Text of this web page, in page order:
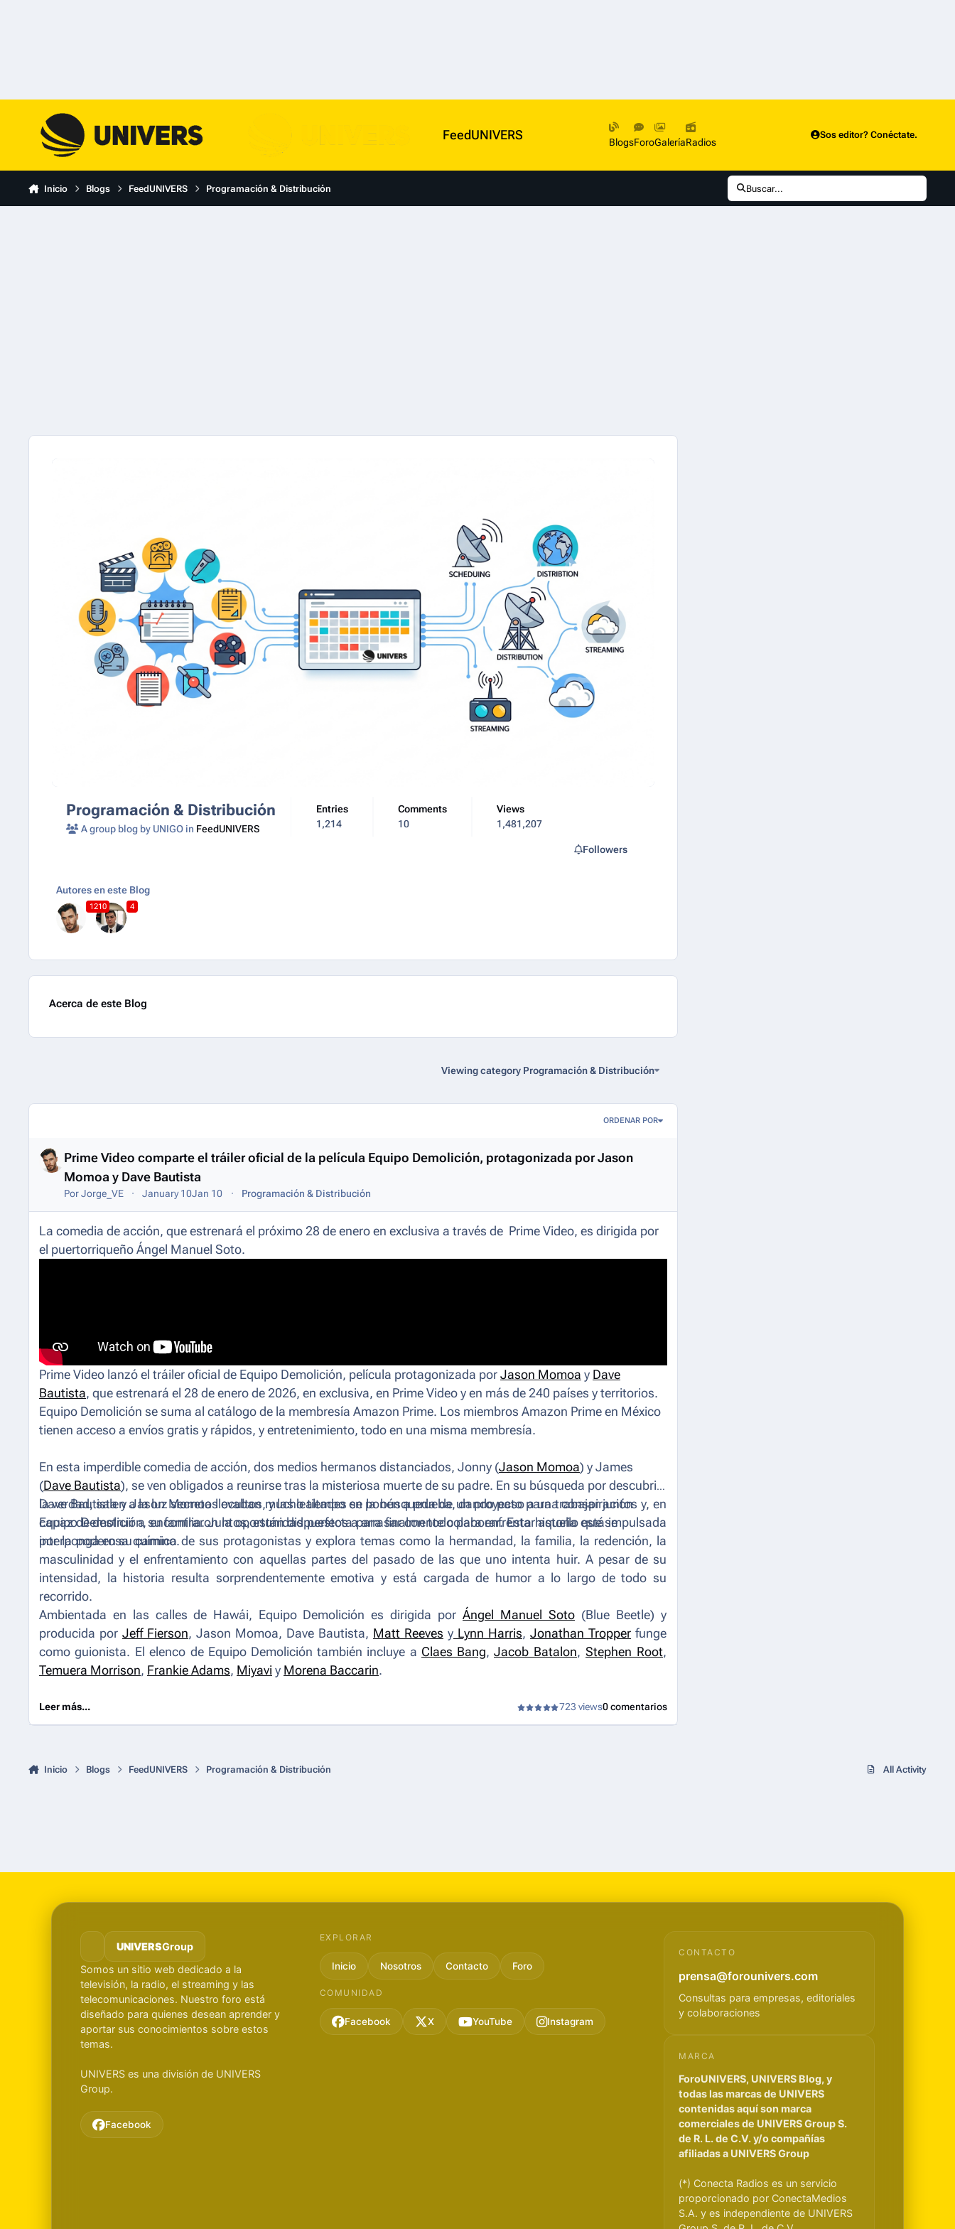
FeedUNIVERS BlogsForoGaleríaRadios
Sos editor? Conéctate.
Inicio Blogs FeedUNIVERS Programación & Distribución Buscar...
Programación & Distribución
A group blog by UNIGO in FeedUNIVERS
Entries
1,214
Comments
10
Views
1,481,207
Followers
Autores en este Blog
1210 4
Acerca de este Blog
Viewing category Programación & Distribución
Entries in this blog
ORDENAR POR
Prime Video comparte el tráiler oficial de la película Equipo Demolición, protagonizada por Jason
Momoa y Dave Bautista
PorJorge_VE January 10Jan 10 Programación & Distribución
La comedia de acción, que estrenará el próximo 28 de enero en exclusiva a través de Prime Video, es dirigida por
el puertorriqueño Ángel Manuel Soto.
Prime Video lanzó el tráiler oficial de Equipo Demolición, película protagonizada por Jason Momoa y Dave
Bautista, que estrenará el 28 de enero de 2026, en exclusiva, en Prime Video y en más de 240 países y territorios.
Equipo Demolición se suma al catálogo de la membresía Amazon Prime. Los miembros Amazon Prime en México
tienen acceso a envíos gratis y rápidos, y entretenimiento, todo en una misma membresía.
En esta imperdible comedia de acción, dos medios hermanos distanciados, Jonny (Jason Momoa) y James
(Dave Bautista), se ven obligados a reunirse tras la misteriosa muerte de su padre. En su búsqueda por descubrir
la verdad, salen a la luz secretos ocultos, y las lealtades se ponen a prueba, dando paso a una conspiración
capaz de destruir a su familia. Juntos, están dispuestos a arrasar con todo para enfrentar aquello que se
interponga en su camino.
Dave Bautista y Jason Momoa llevaban mucho tiempo en la búsqueda de un proyecto para trabajar juntos y, en
Equipo Demolición, encontraron la oportunidad perfecta para finalmente colaborar. Esta historia está impulsada
por la poderosa química de sus protagonistas y explora temas como la hermandad, la familia, la redención, la
masculinidad y el enfrentamiento con aquellas partes del pasado de las que uno intenta huir. A pesar de su
intensidad, la historia resulta sorprendentemente emotiva y está cargada de humor a lo largo de todo su
recorrido.
Ambientada en las calles de Hawái, Equipo Demolición es dirigida por Ángel Manuel Soto (Blue Beetle) y
producida por Jeff Fierson, Jason Momoa, Dave Bautista, Matt Reeves y Lynn Harris, Jonathan Tropper funge
como guionista. El elenco de Equipo Demolición también incluye a Claes Bang, Jacob Batalon, Stephen Root,
Temuera Morrison, Frankie Adams, Miyavi y Morena Baccarin.
Leer más... 723 views0 comentarios
Inicio Blogs FeedUNIVERS Programación & Distribución All Activity
UNIVERSGroup
Somos un sitio web dedicado a la
televisión, la radio, el streaming y las
telecomunicaciones. Nuestro foro está
diseñado para quienes desean aprender y
aportar sus conocimientos sobre estos
temas.
UNIVERS es una división de UNIVERS
Group.
Facebook
EXPLORAR
Inicio Nosotros Contacto Foro
COMUNIDAD
Facebook X YouTube Instagram
CONTACTO
prensa@forounivers.com
Consultas para empresas, editoriales
y colaboraciones
MARCA
ForoUNIVERS, UNIVERS Blog, y
todas las marcas de UNIVERS
contenidas aquí son marca
comerciales de UNIVERS Group S.
de R. L. de C.V. y/o compañías
afiliadas a UNIVERS Group
(*) Conecta Radios es un servicio
proporcionado por ConectaMedios
S.A. y es independiente de UNIVERS